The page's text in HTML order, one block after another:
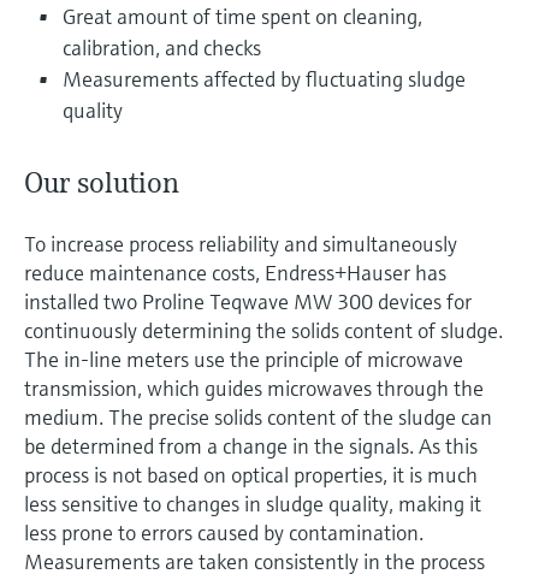
Great amount of time spent on cleaning,
calibration, and checks
Measurements affected by fluctuating sludge
quality
Our solution
To increase process reliability and simultaneously
reduce maintenance costs, Endress+Hauser has
installed two Proline Teqwave MW 300 devices for
continuously determining the solids content of sludge.
The in-line meters use the principle of microwave
transmission, which guides microwaves through the
medium. The precise solids content of the sludge can
be determined from a change in the signals. As this
process is not based on optical properties, it is much
less sensitive to changes in sludge quality, making it
less prone to errors caused by contamination.
Measurements are taken consistently in the process